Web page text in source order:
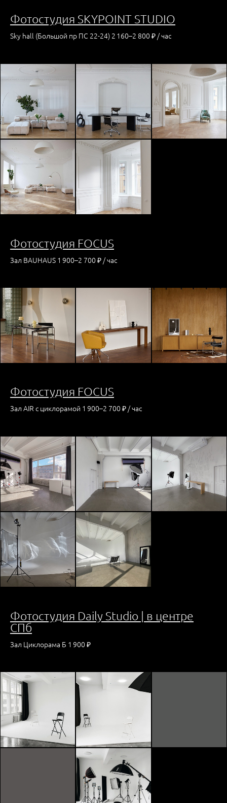
Фотостудия SKYPOINT STUDIO
Sky hall (Большой пр ПС 22-24) 2 160–2 800 ₽ / час
Фотостудия FOCUS
Зал BAUHAUS 1 900–2 700 ₽ / час
Фотостудия FOCUS
Зал AIR с циклорамой 1 900–2 700 ₽ / час
Фотостудия Daily Studio | в центре
СПб
Зал Циклорама Б 1 900 ₽